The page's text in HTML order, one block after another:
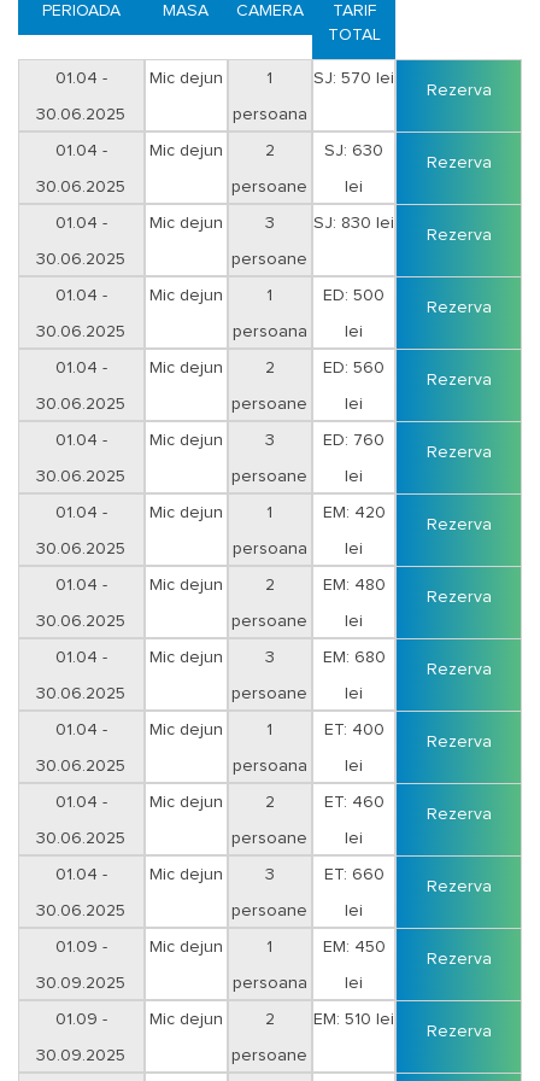
Conditii pentru rezervare:
plata integrala sau avans 50% dupa
zile inaintea inceperii sejurului.
Plata serviciilor
se va efectua astfel:
- numerar sau cu cardul la sediul agentiei;
- in cont cu foaie de varsamant la o filiala Unicredit Bank sau CEC
Bank cu ajutorul facturii proforme;
Optional transport, transferuri.
PERIOADA MASA CAMERA
TARIF
TOTAL
01.04 -
30.06.2025
Mic dejun 1
persoana
SJ: 570 lei
Rezerva
01.04 -
30.06.2025
Mic dejun 2
persoane
SJ: 630
lei
Rezerva
01.04 -
30.06.2025
Mic dejun 3
persoane
SJ: 830 lei
Rezerva
01.04 -
30.06.2025
Mic dejun 1
persoana
ED: 500
lei
Rezerva
01.04 -
30.06.2025
Mic dejun 2
persoane
ED: 560
lei
Rezerva
01.04 -
30.06.2025
Mic dejun 3
persoane
ED: 760
lei
Rezerva
01.04 -
30.06.2025
Mic dejun 1
persoana
EM: 420
lei
Rezerva
01.04 -
30.06.2025
Mic dejun 2
persoane
EM: 480
lei
Rezerva
01.04 -
30.06.2025
Mic dejun 3
persoane
EM: 680
lei
Rezerva
01.04 -
30.06.2025
Mic dejun 1
persoana
ET: 400
lei
Rezerva
01.04 -
30.06.2025
Mic dejun 2
persoane
ET: 460
lei
Rezerva
01.04 -
30.06.2025
Mic dejun 3
persoane
ET: 660
lei
Rezerva
01.09 -
30.09.2025
Mic dejun 1
persoana
EM: 450
lei
Rezerva
01.09 -
30.09.2025
Mic dejun 2
persoane
EM: 510 lei
Rezerva